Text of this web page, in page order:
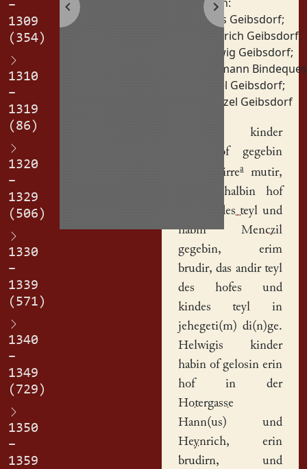
–
1309
(354)
1310
–
1319
(86)
1320
–
1329
(506)
1330
–
1339
(571)
1340
–
1349
(729)
1350
–
1359
Hans Geibsdorf;
Heinrich Geibsdorf;
Helwig Geibsdorf;
Hermann
Irmel Geibsdorf;
Menzel Geibsdorf
kinder
habin of gegebin
, irreamutir,
eyni(n) halbin hof
kindes teyl und
habin Menczil
gegebin, erim
brudir, das andir teyl
des hofes und
kindes teyl in
jehegeti(m) di(n)ge.
Helwigis kinder
habin of gelosin erin
hof in der
Hotergasse
Hann(us) und
Heynrich, erin
brudirn, und